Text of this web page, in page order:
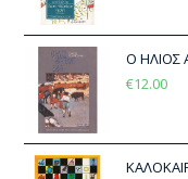
Ο ΗΛΙΟΣ
€12.00